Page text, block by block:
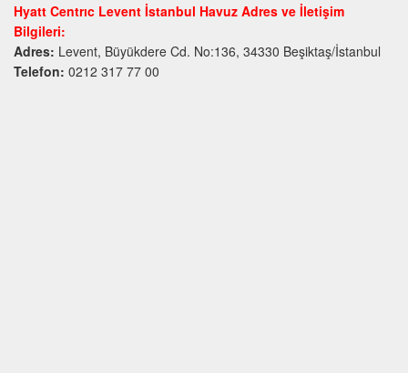
Hyatt Centrıc Levent İstanbul Havuz Adres ve İletişim
Bilgileri:
Adres: Levent, Büyükdere Cd. No:136, 34330 Beşiktaş/İstanbul
Telefon: 0212 317 77 00